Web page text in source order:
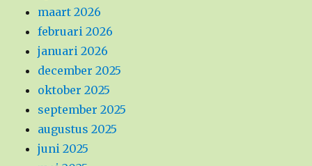
maart 2026
februari 2026
januari 2026
december 2025
oktober 2025
september 2025
augustus 2025
juni 2025